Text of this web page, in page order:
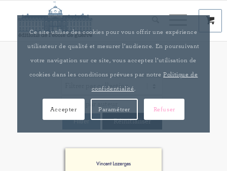
Réinitialiser
Ce site utilise des cookies pour vous offrir une expérience
utilisateur de qualité et mesurer l’audience. En poursuivant
votre navigation sur ce site, vous acceptez l’utilisation de
cookies dans les conditions prévues par notrePolitique de
confidentialité
Accepter Paramétrer Refuser